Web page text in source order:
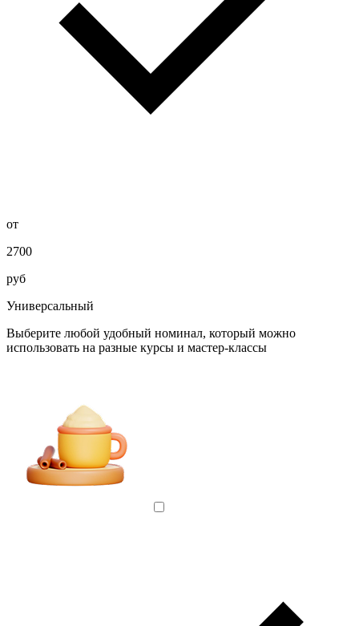
от
2700
руб
Универсальный
Выберите любой удобный номинал, который можно
использовать на разные курсы и мастер-классы